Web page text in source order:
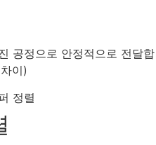
공정으로 안정적으로 전달합
이)